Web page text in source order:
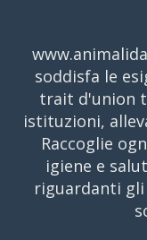
soddisfa le
trait d'union
istituzioni,
Raccoglie
igiene e
riguardanti gli